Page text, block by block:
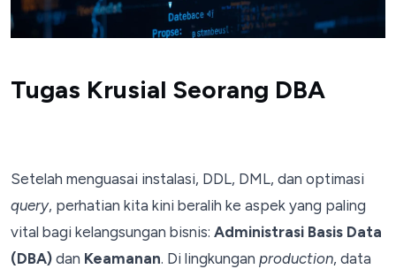
Tugas Krusial Seorang DBA
Setelah menguasai instalasi, DDL, DML, dan optimasi
query, perhatian kita kini beralih ke aspek yang paling
vital bagi kelangsungan bisnis: Administrasi Basis Data
(DBA) dan Keamanan. Di lingkungan production, data